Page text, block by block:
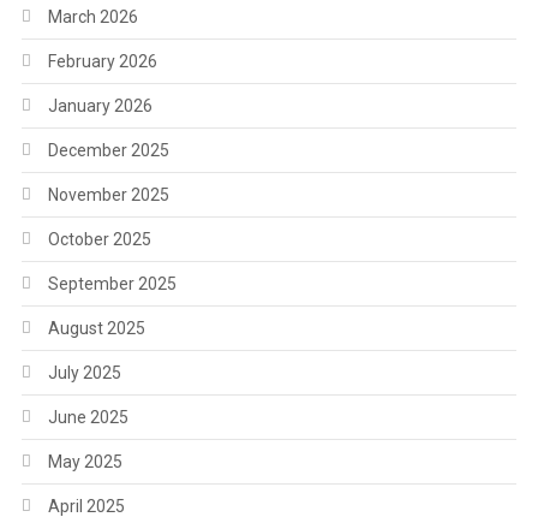
March 2026
February 2026
January 2026
December 2025
November 2025
October 2025
September 2025
August 2025
July 2025
June 2025
May 2025
April 2025